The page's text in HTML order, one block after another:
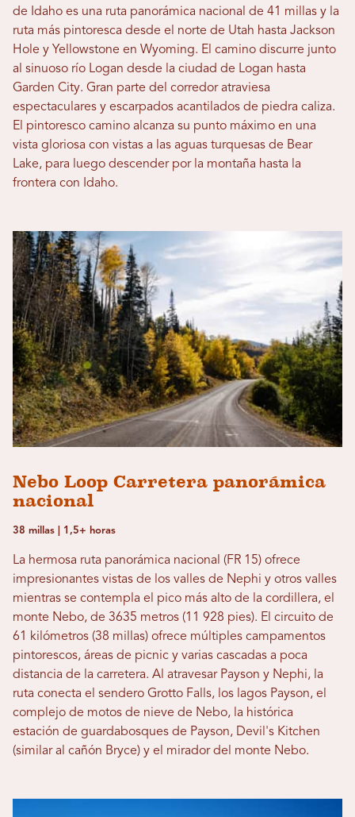
de Idaho es una ruta panorámica nacional de 41 millas y la
ruta más pintoresca desde el norte de Utah hasta Jackson
Hole y Yellowstone en Wyoming. El camino discurre junto
al sinuoso río Logan desde la ciudad de Logan hasta
Garden City. Gran parte del corredor atraviesa
espectaculares y escarpados acantilados de piedra caliza.
El pintoresco camino alcanza su punto máximo en una
vista gloriosa con vistas a las aguas turquesas de Bear
Lake, para luego descender por la montaña hasta la
frontera con Idaho.
Nebo Loop Carretera panorámica
nacional
38 millas | 1,5+ horas
La hermosa ruta panorámica nacional (FR 15) ofrece
impresionantes vistas de los valles de Nephi y otros valles
mientras se contempla el pico más alto de la cordillera, el
monte Nebo, de 3635 metros (11 928 pies). El circuito de
61 kilómetros (38 millas) ofrece múltiples campamentos
pintorescos, áreas de picnic y varias cascadas a poca
distancia de la carretera. Al atravesar Payson y Nephi, la
ruta conecta el sendero Grotto Falls, los lagos Payson, el
complejo de motos de nieve de Nebo, la histórica
estación de guardabosques de Payson, Devil's Kitchen
(similar al cañón Bryce) y el mirador del monte Nebo.